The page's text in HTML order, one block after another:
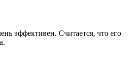
эффективен. Считается, что его